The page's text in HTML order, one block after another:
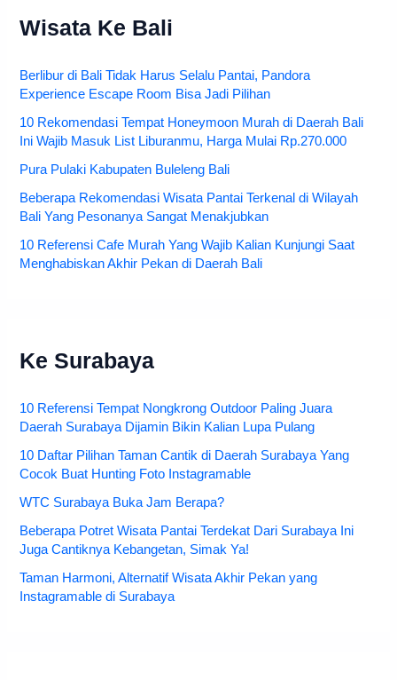
Wisata Ke Bali
Berlibur di Bali Tidak Harus Selalu Pantai, Pandora
Experience Escape Room Bisa Jadi Pilihan
10 Rekomendasi Tempat Honeymoon Murah di Daerah Bali
Ini Wajib Masuk List Liburanmu, Harga Mulai Rp.270.000
Pura Pulaki Kabupaten Buleleng Bali
Beberapa Rekomendasi Wisata Pantai Terkenal di Wilayah
Bali Yang Pesonanya Sangat Menakjubkan
10 Referensi Cafe Murah Yang Wajib Kalian Kunjungi Saat
Menghabiskan Akhir Pekan di Daerah Bali
Ke Surabaya
10 Referensi Tempat Nongkrong Outdoor Paling Juara
Daerah Surabaya Dijamin Bikin Kalian Lupa Pulang
10 Daftar Pilihan Taman Cantik di Daerah Surabaya Yang
Cocok Buat Hunting Foto Instagramable
WTC Surabaya Buka Jam Berapa?
Beberapa Potret Wisata Pantai Terdekat Dari Surabaya Ini
Juga Cantiknya Kebangetan, Simak Ya!
Taman Harmoni, Alternatif Wisata Akhir Pekan yang
Instagramable di Surabaya